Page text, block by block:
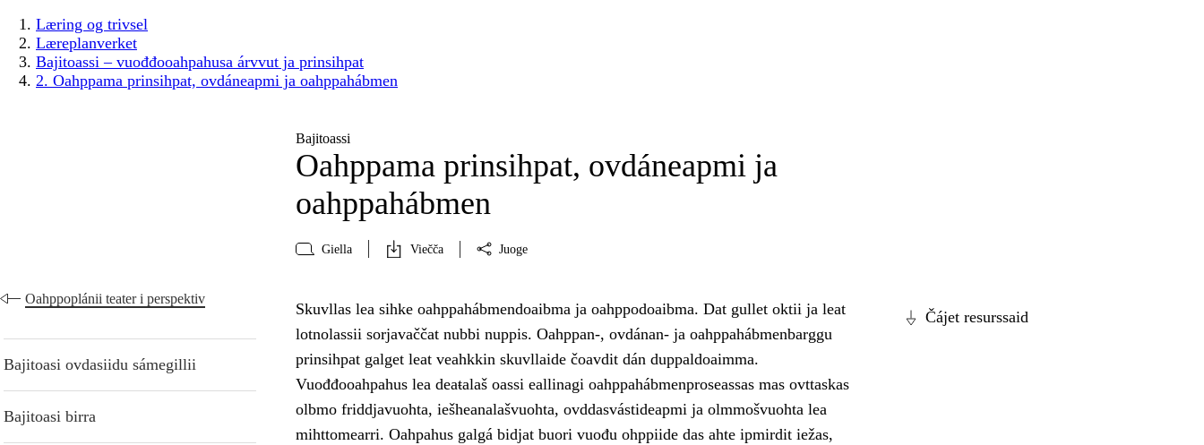
Læring og trivsel
Læreplanverket
Bajitoassi – vuođđooahpahusa árvvut ja prinsihpat
2. Oahppama prinsihpat, ovdáneapmi ja oahppahábmen
Bajitoassi
Oahppama prinsihpat, ovdáneapmi ja
oahppahábmen
Giella Viečča Juoge
Oahppoplánii teater i perspektiv
Bajitoasi ovdasiidu sámegillii
Bajitoasi birra
Čájet resurssaid
Skuvllas lea sihke oahppahábmendoaibma ja oahppodoaibma. Dat gullet oktii ja leat
lotnolassii sorjavaččat nubbi nuppis. Oahppan-, ovdánan- ja oahppahábmenbarggu
prinsihpat galget leat veahkkin skuvllaide čoavdit dán duppaldoaimma.
Vuođđooahpahus lea deaŧalaš oassi eallinagi oahppahábmenproseassas mas ovttaskas
olbmo friddjavuohta, iešheanalašvuohta, ovddasvástideapmi ja olmmošvuohta lea
mihttomearri. Oahpahus galgá bidjat buori vuođu ohppiide das ahte ipmirdit iežas,